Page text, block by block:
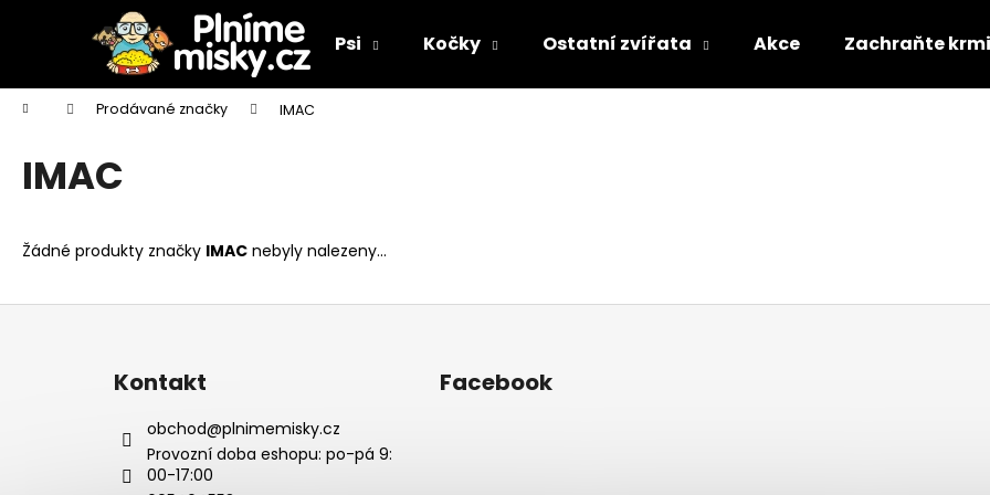
Psi Kočky Ostatní zvířata Akce Zachraňte
Domů Prodávané značky IMAC
IMAC
Žádné produkty značky IMAC nebyly nalezeny...
í
Zpět
do
obchodu
Zpět
do
obchodu
Doporučujeme
Z
Kontakt
obchod@plnimemisky.cz
Provozní doba eshopu: po-pá 9:
00-17:00
Facebook